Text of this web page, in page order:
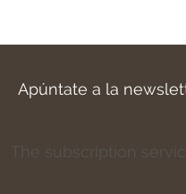
Apúntate a la
The subscription